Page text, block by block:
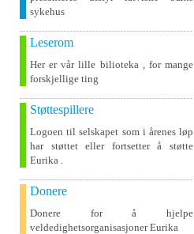
sykehus
Leserom
Her er vår lille bilioteka , for mange
forskjellige ting
Støttespillere
Logoen til selskapet som i årenes løp
har støttet eller fortsetter å støtte
Eurika .
Donere
Donere for å hjelpe
veldedighetsorganisasjoner Eurika